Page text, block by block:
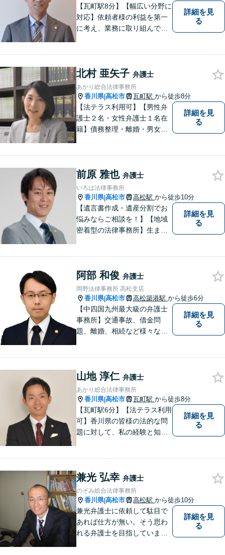
【瓦町駅8分】【幅広い分野に
対応】依頼者様の利益を第一
に考え、業務に取り組んでお
事件・交通事故・不動産問題
など幅広く対応。即日対応も
可能。まずはお気軽にご相談
ください。
詳細を見
る
北村 亜矢子 弁護士
あかり総合法律事務所
香川県|高松市 瓦町駅 から徒歩8分
【法テラス利用可】【男性弁
護士２名・女性弁護士１名在
籍】債務整理・離婚・男女問
明を心がけています。早期解
決のため、まずはお気軽にご
相談ください。
詳細を見
る
前原 雅也 弁護士
いろは法律事務所
香川県|高松市 高松駅 から徒歩10分
【遺言書作成・遺産分割でお
悩みならご相談を！】【地域
密着型の法律事務所】生まれ
に取り組んでいます。相談・
依頼しやすい環境づくりを徹
底しています！【ZOOM面談
対応可】
詳細を見
る
阿部 和俊 弁護士
岡野法律事務所 高松支店
香川県|高松市 高松築港駅 から徒歩6分
【中四国九州最大級の弁護士
事務所】交通事故、借金問
題、離婚、相続など様々な問
い！
詳細を見
る
山地 淳仁 弁護士
あかり総合法律事務所
香川県|高松市 瓦町駅 から徒歩8分
【瓦町駅6分】【法テラス利用
可】香川県の皆様の法的な問
題に対して、私の経験と知識
い。少しでもお役に立てるよ
う全力でサポートいたしま
す。
詳細を見
る
兼光 弘幸 弁護士
のぞみ総合法律事務所
香川県|高松市 高松駅 から徒歩10分
兼光弁護士に依頼して駄目で
あれば仕方が無い。そう思わ
れる弁護士を目指していま
詳細を見
る